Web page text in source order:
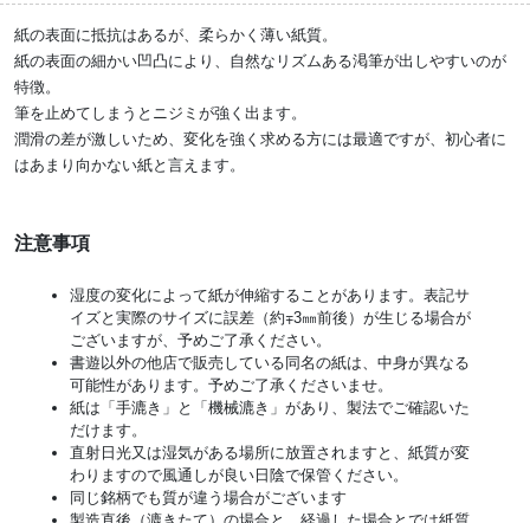
紙の表面に抵抗はあるが、柔らかく薄い紙質。
紙の表面の細かい凹凸により、自然なリズムある渇筆が出しやすいのが
特徴。
筆を止めてしまうとニジミが強く出ます。
潤滑の差が激しいため、変化を強く求める方には最適ですが、初心者に
はあまり向かない紙と言えます。
注意事項
湿度の変化によって紙が伸縮することがあります。表記サ
イズと実際のサイズに誤差（約∓3㎜前後）が生じる場合が
ございますが、予めご了承ください。
書遊以外の他店で販売している同名の紙は、中身が異なる
可能性があります。予めご了承くださいませ。
紙は「手漉き」と「機械漉き」があり、製法でご確認いた
だけます。
直射日光又は湿気がある場所に放置されますと、紙質が変
わりますので風通しが良い日陰で保管ください。
同じ銘柄でも質が違う場合がございます